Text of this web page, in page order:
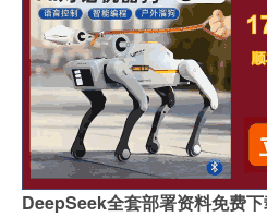
DeepSeek全套部署资料免费